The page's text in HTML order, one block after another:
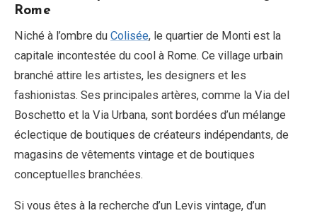
Rome
Niché à l’ombre du Colisée, le quartier de Monti est la
capitale incontestée du cool à Rome. Ce village urbain
branché attire les artistes, les designers et les
fashionistas. Ses principales artères, comme la Via del
Boschetto et la Via Urbana, sont bordées d’un mélange
éclectique de boutiques de créateurs indépendants, de
magasins de vêtements vintage et de boutiques
conceptuelles branchées.
Si vous êtes à la recherche d’un Levis vintage, d’un